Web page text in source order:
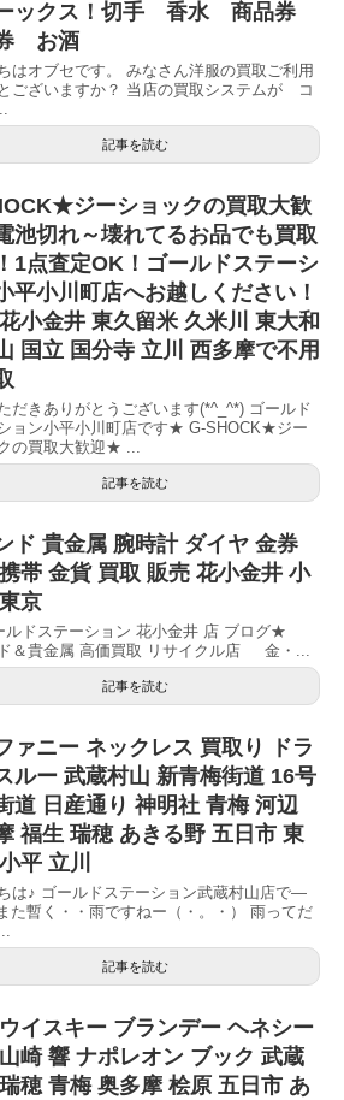
ックス！切手 香水 商品券
お酒
はオブセです。 みなさん洋服の買取ご利用
ございますか？ 当店の買取システムが コ
記事を読む
ジーショックの買取大歓
池切れ～壊れてるお品でも買取
1点査定OK！ゴールドステーシ
平小川町店へお越しください！
小金井 東久留米 久米川 東大和
国立 国分寺 立川 西多摩で不用
だきありがとうございます(*^_^*) ゴールド
ョン小平小川町店です★ G-SHOCK★ジー
の買取大歓迎★ ...
記事を読む
ド 貴金属 腕時計 ダイヤ 金券
帯 金貨 買取 販売 花小金井 小
京
ドステーション 花小金井 店 ブログ★
＆貴金属 高価買取 リサイクル店 金・...
記事を読む
ァニー ネックレス 買取り ドラ
ルー 武蔵村山 新青梅街道 16号
道 日産通り 神明社 青梅 河辺
福生 瑞穂 あきる野 五日市 東
平 立川
は♪ ゴールドステーション武蔵村山店で―
た暫く・・雨ですねー（・。・） 雨ってだ
記事を読む
イスキー ブランデー ヘネシー
崎 響 ナポレオン ブック 武蔵
穂 青梅 奥多摩 桧原 五日市 あ